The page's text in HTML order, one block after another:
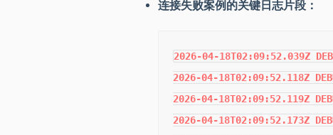
连接失败案例的关键日志片段：
2026-04-
2026-04-
2026-04-18T02:09:52.119Z
2026-04-18T02:09:52.173Z